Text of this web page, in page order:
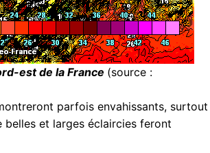
est de la France (source :
parfois envahissants, surtout
belles et larges éclaircies feront